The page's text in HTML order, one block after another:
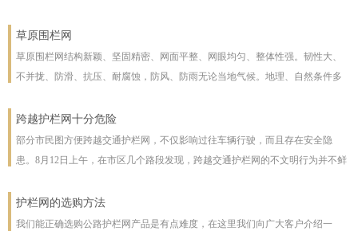
彻底改善了脚手架技术
草原围栏网
草原围栏网结构新颖、坚固精密、网面平整、网眼均匀、整体性强。韧性大、
不并拢、防滑、抗压、耐腐蚀，防风、防雨无论当地气候。地理、自然条件多
受压力也不至发生松动变形现象。该产品防腐蚀性能好，有极强的防腐抗氧化
等特点，具有一般钢丝网都不具备的优点。克服了电焊网焊接点易开焊脱落的
缺点，一次安装永不松动，是保护草牧场、林场、高速公路和生态环境的最佳
跨越护栏网十分危险
部分市民图方便跨越交通护栏网，不仅影响过往车辆行驶，而且存在安全隐
患。8月12日上午，在市区几个路段发现，跨越交通护栏网的不文明行为并不鲜
护栏网，东西过往的车辆从其身旁疾驰而过;10时30分，两女一男由南向北跨越
交通护栏网;10时32分，两名女子在七一路北侧躲过3辆由东向西行驶的车辆，向
护栏网的选购方法
我们能正确选购公路护栏网产品是有点难度，在这里我们向广大客户介绍一